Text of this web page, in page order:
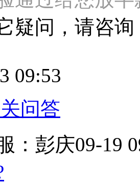
疑问，请咨询
09:53
问答
：彭庆09-19